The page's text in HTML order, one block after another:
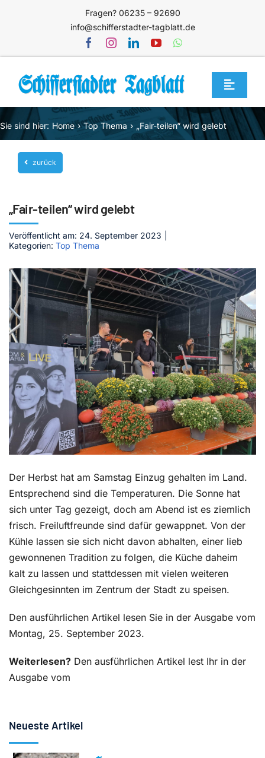
Fragen? 06235 – 92690
info@schifferstadter-tagblatt.de
Toggle
Home
Themen
Blog
Service
Mediathek
Kontakt
Sie sind hier: Home Top Thema „Fair-teilen“ wird gelebt
zurück
„Fair-teilen“ wird gelebt
Veröffentlicht am: 24. September 2023
Kategorien: Top Thema
Der Herbst hat am Samstag Einzug gehalten im Land.
Entsprechend sind die Temperaturen. Die Sonne hat
sich unter Tag gezeigt, doch am Abend ist es ziemlich
frisch. Freiluftfreunde sind dafür gewappnet. Von der
Kühle lassen sie sich nicht davon abhalten, einer lieb
gewonnenen Tradition zu folgen, die Küche daheim
kalt zu lassen und stattdessen mit vielen weiteren
Gleichgesinnten im Zentrum der Stadt zu speisen.
Den ausführlichen Artikel lesen Sie in der Ausgabe vom
Montag, 25. September 2023.
Weiterlesen? Den ausführlichen Artikel lest Ihr in der
Ausgabe vom
Neueste Artikel